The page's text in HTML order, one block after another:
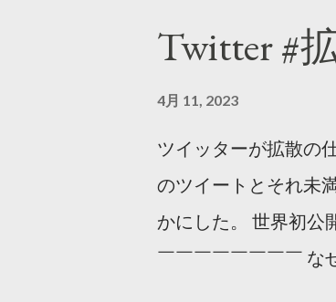
Twitter #
4月 11, 2023
ツイッターが拡散の
のツイートとそれ未
かにした。 世界初
￣￣￣￣￣￣￣￣ な